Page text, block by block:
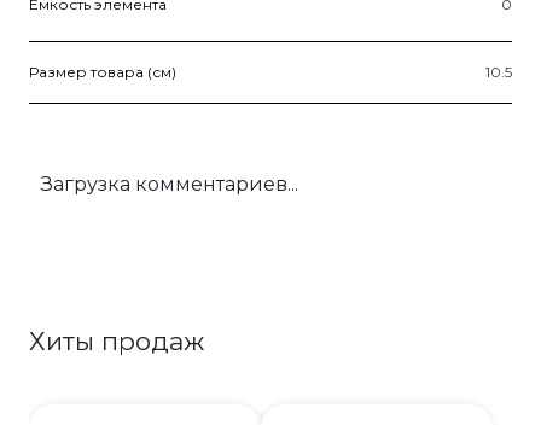
Емкость элемента 0
Размер товара (см) 10.5
Загрузка комментариев...
Хиты продаж